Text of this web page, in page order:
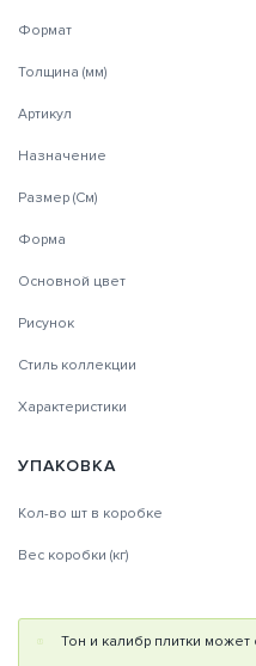
Формат
Толщина (мм)
Артикул
Назначение
Размер (См)
Форма
Основной цвет
Рисунок
Стиль коллекции
Характеристики
УПАКОВКА
Кол-во шт в коробке
Вес коробки (кг)
Тон и калибр плитки может